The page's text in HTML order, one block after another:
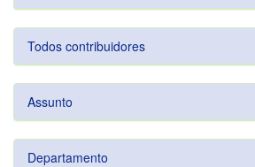
Todos contribuidores
Assunto
Departamento